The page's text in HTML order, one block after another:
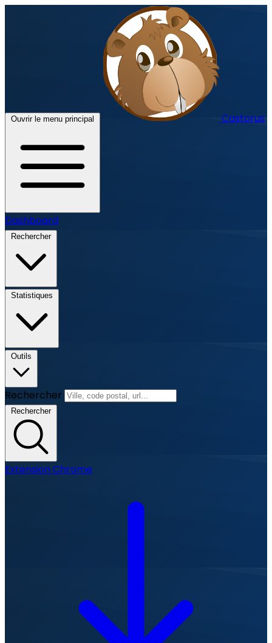
Ouvrir le menu principal Castorus
Dashboard
Rechercher
Statistiques
Outils
Rechercher
Rechercher
Extension Chrome